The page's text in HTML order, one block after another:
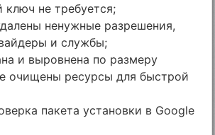
ключ не требуется;
ненужные разрешения,
и службы;
и выровнена по размеру
очищены ресурсы для быстрой
пакета установки в Google